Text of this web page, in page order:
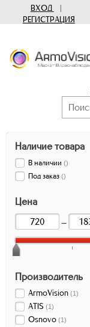
ВХОД
|
РЕГИСТРАЦИЯ
Наличие товара
В наличии ()
Под заказ ()
Цена
—
Производитель
ArmoVision (1)
ATIS (1)
Osnovo (1)